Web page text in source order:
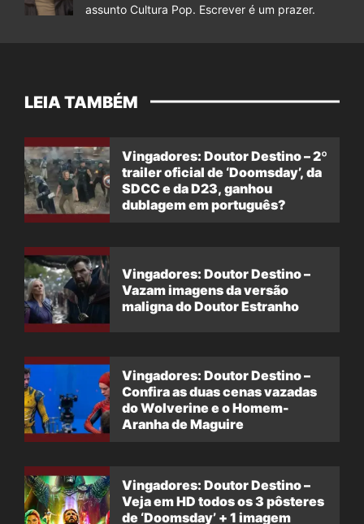
assunto Cultura Pop. Escrever é um prazer.
LEIA TAMBÉM
Vingadores: Doutor Destino – 2º
trailer oficial de ‘Doomsday’, da
SDCC e da D23, ganhou
dublagem em português?
Vingadores: Doutor Destino –
Vazam imagens da versão
maligna do Doutor Estranho
Vingadores: Doutor Destino –
Confira as duas cenas vazadas
do Wolverine e o Homem-
Aranha de Maguire
Vingadores: Doutor Destino –
Veja em HD todos os 3 pôsteres
de ‘Doomsday’ + 1 imagem